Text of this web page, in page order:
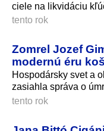
ciele na likvidáciu
tento rok
Zomrel Jozef
modernú éru
Hospodársky svet a
zasiahla správa o
tento rok